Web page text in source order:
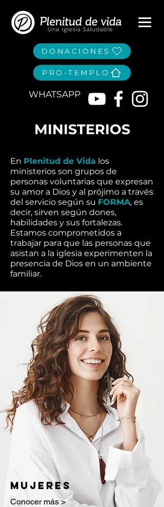
WHATSAPP
DONACIONES
PRO-TEMPLO
MINISTERIOS
En Plenitud de Vida los
ministerios son grupos de
personas voluntarias que expresan
su amor a Dios y al prójimo a través
del servicio según su FORMA, es
decir, sirven según dones,
habilidades y sus fortalezas.
Estamos comprometidos a
trabajar para que las personas que
asistan a la iglesia experimenten la
presencia de Dios en un ambiente
familiar.
MUJERES
Conocer más >